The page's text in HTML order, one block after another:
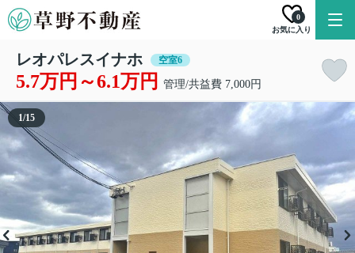
お気に入り
0
レオパレスイナホ 空室6
5.7万円～6.1万円 管理/共益費 7,000円
1/15